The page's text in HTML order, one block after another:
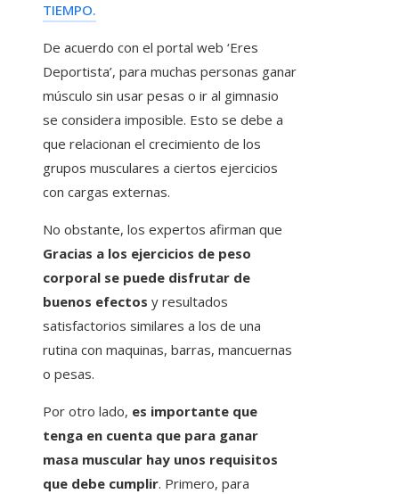
TIEMPO.
De acuerdo con el portal web ‘Eres
Deportista’, para muchas personas ganar
músculo sin usar pesas o ir al gimnasio
se considera imposible. Esto se debe a
que relacionan el crecimiento de los
grupos musculares a ciertos ejercicios
con cargas externas.
No obstante, los expertos afirman que
Gracias a los ejercicios de peso
corporal se puede disfrutar de
buenos efectos y resultados
satisfactorios similares a los de una
rutina con maquinas, barras, mancuernas
o pesas.
Por otro lado, es importante que
tenga en cuenta que para ganar
masa muscular hay unos requisitos
que debe cumplir. Primero, para